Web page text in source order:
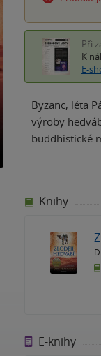
Při
K
E-
Byzanc, léta
výroby
buddhistické
Knihy
E-knihy